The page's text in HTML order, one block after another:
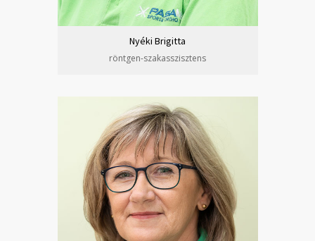
Nyéki Brigitta
röntgen-szakasszisztens